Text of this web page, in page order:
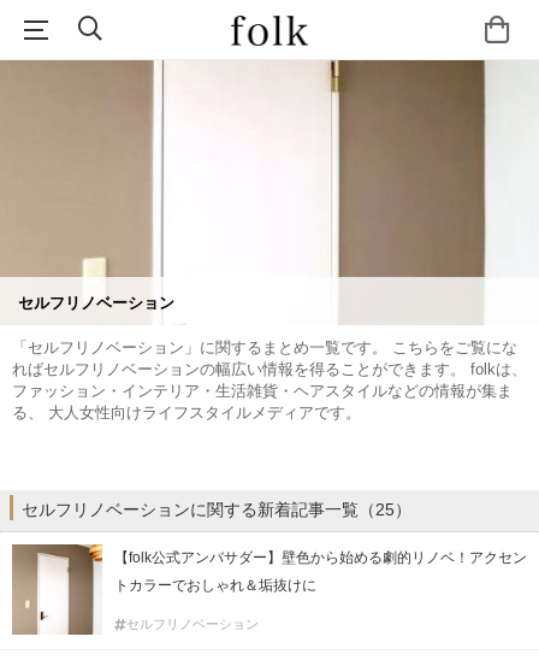
セルフリノベーション
「セルフリノベーション」に関するまとめ一覧です。 こちらをご覧にな
ればセルフリノベーションの幅広い情報を得ることができます。 folkは、
ファッション・インテリア・生活雑貨・ヘアスタイルなどの情報が集ま
る、 大人女性向けライフスタイルメディアです。
セルフリノベーションに関する新着記事一覧（25）
【folk公式アンバサダー】壁色から始める劇的リノベ！アクセン
トカラーでおしゃれ＆垢抜けに
セルフリノベーション